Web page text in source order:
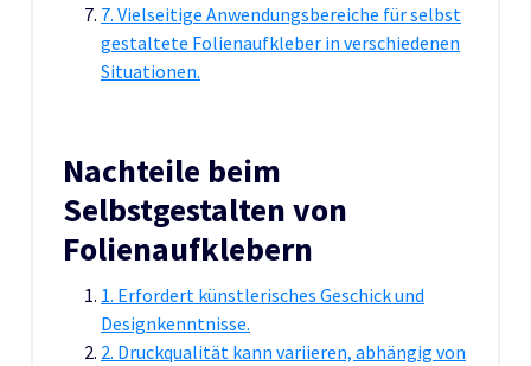
7. Vielseitige Anwendungsbereiche für selbst
gestaltete Folienaufkleber in verschiedenen
Situationen.
Nachteile beim
Selbstgestalten von
Folienaufklebern
1. Erfordert künstlerisches Geschick und
Designkenntnisse.
2. Druckqualität kann variieren, abhängig von